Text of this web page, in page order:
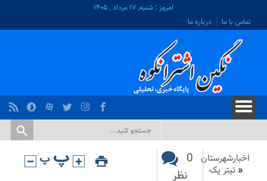
امروز : شنبه, ۱۷ مرداد , ۱۴۰۵
تماس با ما
درباره ما
اخبارشهرستان
« تیتر یک
0
نظر